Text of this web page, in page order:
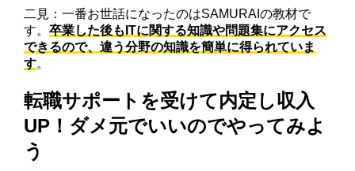
二見：一番お世話になったのはSAMURAIの教材で
す。卒業した後もITに関する知識や問題集にアクセス
できるので、違う分野の知識を簡単に得られていま
す。
転職サポートを受けて内定し収入
UP！ダメ元でいいのでやってみよ
う